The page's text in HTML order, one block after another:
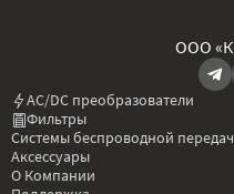
ООО
AC/DC преобразователи
Фильтры
Системы беспроводной
Аксессуары
О Компании